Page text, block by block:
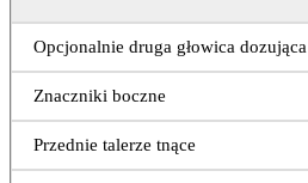
Opcjonalnie druga głowica dozująca
Znaczniki boczne
Przednie talerze tnące